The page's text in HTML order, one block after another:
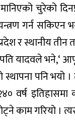
चुरेको
गर्न
र स्थानीय
यादवले
स्थापना पनि
वर्ष
काम गरियो ।